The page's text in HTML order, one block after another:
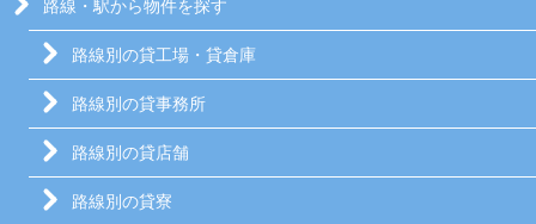
路線・駅から物件を探す
路線別の貸工場・貸倉庫
路線別の貸事務所
路線別の貸店舗
路線別の貸寮